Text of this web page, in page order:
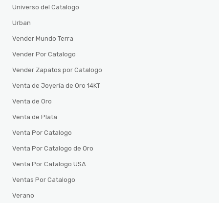
Universo del Catalogo
Urban
Vender Mundo Terra
Vender Por Catalogo
Vender Zapatos por Catalogo
Venta de Joyería de Oro 14KT
Venta de Oro
Venta de Plata
Venta Por Catalogo
Venta Por Catalogo de Oro
Venta Por Catalogo USA
Ventas Por Catalogo
Verano